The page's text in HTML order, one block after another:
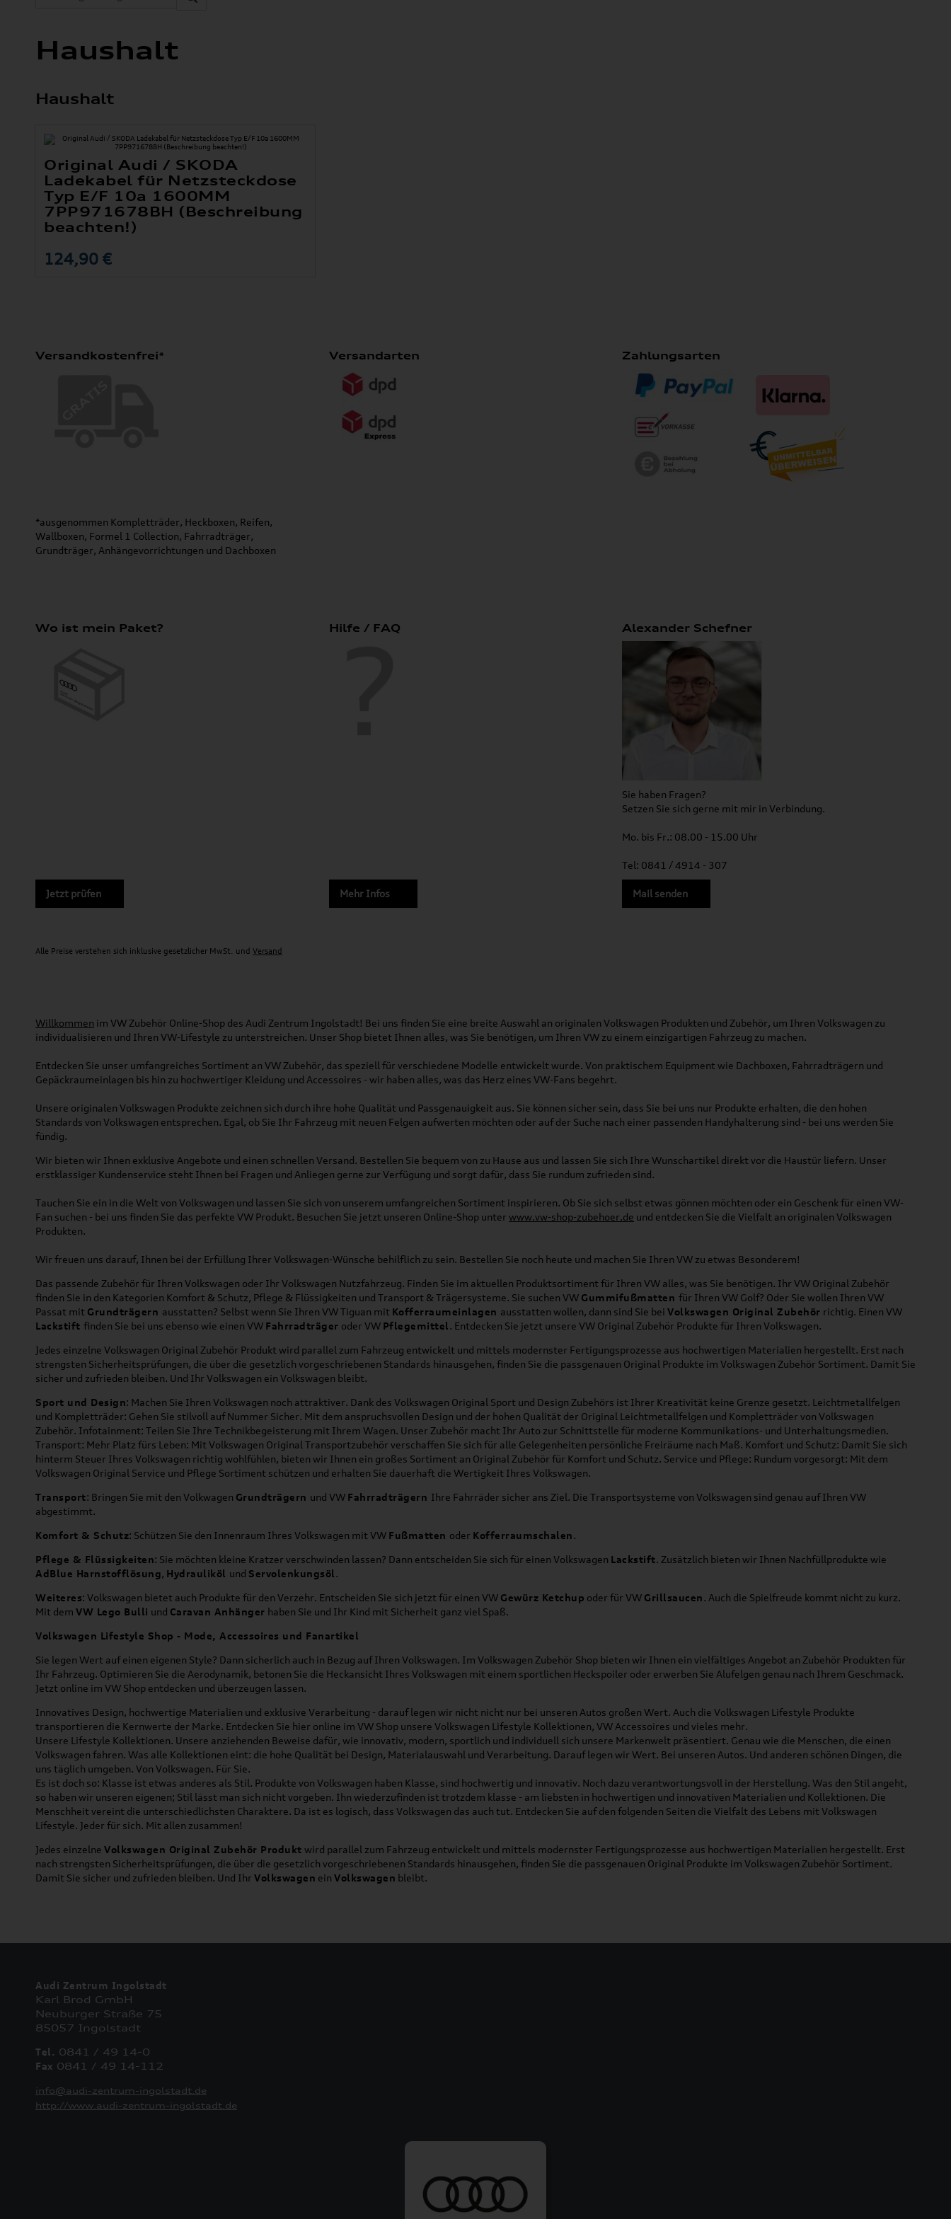
Haushalt
Haushalt
Original Audi / SKODA
Ladekabel für Netzsteckdose
Typ E/F 10a 1600MM
7PP971678BH (Beschreibung
beachten!)
124,90 €
Versandkostenfrei*
*ausgenommen Kompletträder, Heckboxen, Reifen,
Wallboxen, Formel 1 Collection, Fahrradträger,
Grundträger, Anhängevorrichtungen und Dachboxen
Versandarten Zahlungsarten
Wo ist mein Paket?
Jetzt prüfen
Hilfe / FAQ
Mehr Infos
Alexander Schefner
Sie haben Fragen?
Setzen Sie sich gerne mit mir in Verbindung.
Mo. bis Fr.: 08.00 - 15.00 Uhr
Tel: 0841 / 4914 - 307
Mail senden
Alle Preise verstehen sich inklusive gesetzlicher MwSt. und Versand
Willkommen im VW Zubehör Online-Shop des Audi Zentrum Ingolstadt! Bei uns finden Sie eine breite Auswahl an originalen Volkswagen Produkten und Zubehör, um Ihren Volkswagen zu
individualisieren und Ihren VW-Lifestyle zu unterstreichen. Unser Shop bietet Ihnen alles, was Sie benötigen, um Ihren VW zu einem einzigartigen Fahrzeug zu machen.
Entdecken Sie unser umfangreiches Sortiment an VW Zubehör, das speziell für verschiedene Modelle entwickelt wurde. Von praktischem Equipment wie Dachboxen, Fahrradträgern und
Gepäckraumeinlagen bis hin zu hochwertiger Kleidung und Accessoires - wir haben alles, was das Herz eines VW-Fans begehrt.
Unsere originalen Volkswagen Produkte zeichnen sich durch ihre hohe Qualität und Passgenauigkeit aus. Sie können sicher sein, dass Sie bei uns nur Produkte erhalten, die den hohen
Standards von Volkswagen entsprechen. Egal, ob Sie Ihr Fahrzeug mit neuen Felgen aufwerten möchten oder auf der Suche nach einer passenden Handyhalterung sind - bei uns werden Sie
fündig.
Wir bieten wir Ihnen exklusive Angebote und einen schnellen Versand. Bestellen Sie bequem von zu Hause aus und lassen Sie sich Ihre Wunschartikel direkt vor die Haustür liefern. Unser
erstklassiger Kundenservice steht Ihnen bei Fragen und Anliegen gerne zur Verfügung und sorgt dafür, dass Sie rundum zufrieden sind.
Tauchen Sie ein in die Welt von Volkswagen und lassen Sie sich von unserem umfangreichen Sortiment inspirieren. Ob Sie sich selbst etwas gönnen möchten oder ein Geschenk für einen VW-
Fan suchen - bei uns finden Sie das perfekte VW Produkt. Besuchen Sie jetzt unseren Online-Shop unter www.vw-shop-zubehoer.de und entdecken Sie die Vielfalt an originalen Volkswagen
Produkten.
Wir freuen uns darauf, Ihnen bei der Erfüllung Ihrer Volkswagen-Wünsche behilflich zu sein. Bestellen Sie noch heute und machen Sie Ihren VW zu etwas Besonderem!
Das passende Zubehör für Ihren Volkswagen oder Ihr Volkswagen Nutzfahrzeug. Finden Sie im aktuellen Produktsortiment für Ihren VW alles, was Sie benötigen. Ihr VW Original Zubehör
finden Sie in den Kategorien Komfort & Schutz, Pflege & Flüssigkeiten und Transport & Trägersysteme. Sie suchen VW Gummifußmatten für Ihren VW Golf? Oder Sie wollen Ihren VW
Passat mit Grundträgern ausstatten? Selbst wenn Sie Ihren VW Tiguan mit Kofferraumeinlagen ausstatten wollen, dann sind Sie bei Volkswagen Original Zubehör richtig. Einen VW
Lackstift finden Sie bei uns ebenso wie einen VW Fahrradträger oder VW Pflegemittel. Entdecken Sie jetzt unsere VW Original Zubehör Produkte für Ihren Volkswagen.
Jedes einzelne Volkswagen Original Zubehör Produkt wird parallel zum Fahrzeug entwickelt und mittels modernster Fertigungsprozesse aus hochwertigen Materialien hergestellt. Erst nach
strengsten Sicherheitsprüfungen, die über die gesetzlich vorgeschriebenen Standards hinausgehen, finden Sie die passgenauen Original Produkte im Volkswagen Zubehör Sortiment. Damit Sie
sicher und zufrieden bleiben. Und Ihr Volkswagen ein Volkswagen bleibt.
Sport und Design: Machen Sie Ihren Volkswagen noch attraktiver. Dank des Volkswagen Original Sport und Design Zubehörs ist Ihrer Kreativität keine Grenze gesetzt. Leichtmetallfelgen
und Kompletträder: Gehen Sie stilvoll auf Nummer Sicher. Mit dem anspruchsvollen Design und der hohen Qualität der Original Leichtmetallfelgen und Kompletträder von Volkswagen
Zubehör. Infotainment: Teilen Sie Ihre Technikbegeisterung mit Ihrem Wagen. Unser Zubehör macht Ihr Auto zur Schnittstelle für moderne Kommunikations- und Unterhaltungsmedien.
Transport: Mehr Platz fürs Leben: Mit Volkswagen Original Transportzubehör verschaffen Sie sich für alle Gelegenheiten persönliche Freiräume nach Maß. Komfort und Schutz: Damit Sie sich
hinterm Steuer Ihres Volkswagen richtig wohlfühlen, bieten wir Ihnen ein großes Sortiment an Original Zubehör für Komfort und Schutz. Service und Pflege: Rundum vorgesorgt: Mit dem
Volkswagen Original Service und Pflege Sortiment schützen und erhalten Sie dauerhaft die Wertigkeit Ihres Volkswagen.
Transport: Bringen Sie mit den Volkwagen Grundträgern und VW Fahrradträgern Ihre Fahrräder sicher ans Ziel. Die Transportsysteme von Volkswagen sind genau auf Ihren VW
abgestimmt.
Komfort & Schutz: Schützen Sie den Innenraum Ihres Volkswagen mit VW Fußmatten oder Kofferraumschalen.
Pflege & Flüssigkeiten: Sie möchten kleine Kratzer verschwinden lassen? Dann entscheiden Sie sich für einen Volkswagen Lackstift. Zusätzlich bieten wir Ihnen Nachfüllprodukte wie
AdBlue Harnstofflösung, Hydrauliköl und Servolenkungsöl.
Weiteres: Volkswagen bietet auch Produkte für den Verzehr. Entscheiden Sie sich jetzt für einen VW Gewürz Ketchup oder für VW Grillsaucen. Auch die Spielfreude kommt nicht zu kurz.
Mit dem VW Lego Bulli und Caravan Anhänger haben Sie und Ihr Kind mit Sicherheit ganz viel Spaß.
Volkswagen Lifestyle Shop - Mode, Accessoires und Fanartikel
Sie legen Wert auf einen eigenen Style? Dann sicherlich auch in Bezug auf Ihren Volkswagen. Im Volkswagen Zubehör Shop bieten wir Ihnen ein vielfältiges Angebot an Zubehör Produkten für
Ihr Fahrzeug. Optimieren Sie die Aerodynamik, betonen Sie die Heckansicht Ihres Volkswagen mit einem sportlichen Heckspoiler oder erwerben Sie Alufelgen genau nach Ihrem Geschmack.
Jetzt online im VW Shop entdecken und überzeugen lassen.
Innovatives Design, hochwertige Materialien und exklusive Verarbeitung - darauf legen wir nicht nicht nur bei unseren Autos großen Wert. Auch die Volkswagen Lifestyle Produkte
transportieren die Kernwerte der Marke. Entdecken Sie hier online im VW Shop unsere Volkswagen Lifestyle Kollektionen, VW Accessoires und vieles mehr.
Unsere Lifestyle Kollektionen. Unsere anziehenden Beweise dafür, wie innovativ, modern, sportlich und individuell sich unsere Markenwelt präsentiert. Genau wie die Menschen, die einen
Volkswagen fahren. Was alle Kollektionen eint: die hohe Qualität bei Design, Materialauswahl und Verarbeitung. Darauf legen wir Wert. Bei unseren Autos. Und anderen schönen Dingen, die
uns täglich umgeben. Von Volkswagen. Für Sie.
Es ist doch so: Klasse ist etwas anderes als Stil. Produkte von Volkswagen haben Klasse, sind hochwertig und innovativ. Noch dazu verantwortungsvoll in der Herstellung. Was den Stil angeht,
so haben wir unseren eigenen; Stil lässt man sich nicht vorgeben. Ihn wiederzufinden ist trotzdem klasse - am liebsten in hochwertigen und innovativen Materialien und Kollektionen. Die
Menschheit vereint die unterschiedlichsten Charaktere. Da ist es logisch, dass Volkswagen das auch tut. Entdecken Sie auf den folgenden Seiten die Vielfalt des Lebens mit Volkswagen
Lifestyle. Jeder für sich. Mit allen zusammen!
Jedes einzelne Volkswagen Original Zubehör Produkt wird parallel zum Fahrzeug entwickelt und mittels modernster Fertigungsprozesse aus hochwertigen Materialien hergestellt. Erst
nach strengsten Sicherheitsprüfungen, die über die gesetzlich vorgeschriebenen Standards hinausgehen, finden Sie die passgenauen Original Produkte im Volkswagen Zubehör Sortiment.
Damit Sie sicher und zufrieden bleiben. Und Ihr Volkswagen ein Volkswagen bleibt.
Audi Zentrum Ingolstadt
Karl Brod GmbH
Neuburger Straße 75
85057 Ingolstadt
Tel. 0841 / 49 14-0
Fax 0841 / 49 14-112
info@audi-zentrum-ingolstadt.de
http://www.audi-zentrum-ingolstadt.de